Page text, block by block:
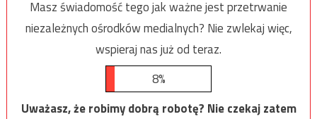
Masz świadomość tego jak ważne jest przetrwanie
niezależnych ośrodków medialnych? Nie zwlekaj więc,
wspieraj nas już od teraz.
8%
Uważasz, że robimy dobrą robotę? Nie czekaj zatem